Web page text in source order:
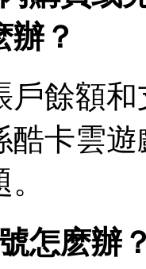
辦？
戶餘額
酷卡雲
怎麽辦